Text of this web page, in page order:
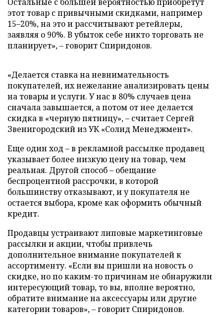
этот товар с привычными скидками, например
15–20%, на это и рассчитывают ретейлеры,
заявляя о 90%. В убыток себе никто торговать не
планирует», – говорит Спиридонов.
«Делается ставка на невнимательность
покупателей, их нежелание анализировать цены
на товары и услуги. У нас в 80% случаев цена
сначала завышается, а потом от нее делается
скидка в «черную пятницу», – считает Сергей
Звенигородский из УК «Солид Менеджмент».
Еще один ход – в рекламной рассылке продавец
указывает более низкую цену на товар, чем
реальная. Другой способ – обещание
беспроцентной рассрочки, в которой
большинству отказывают, и у покупателя не
остается выбора, кроме как оформить обычный
кредит.
Продавцы устраивают липовые маркетинговые
рассылки и акции, чтобы привлечь
дополнительное внимание покупателей к
ассортименту. «Если вы пришли на новость о
скидке, но по каким-то причинам не обнаружили
интересующий товар, то вы, вполне вероятно,
обратите внимание на аксессуары или другие
категории товаров», – говорит Спиридонов.